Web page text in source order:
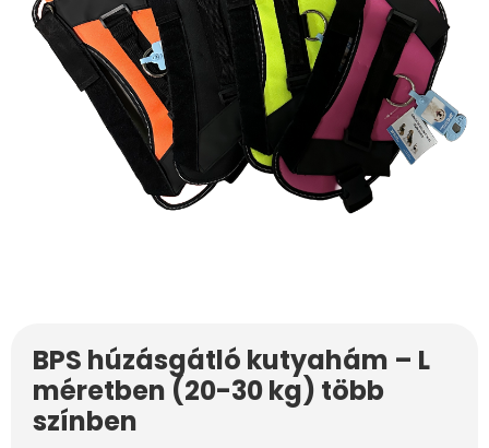
BPS húzásgátló kutyahám – L
méretben (20-30 kg) több
színben